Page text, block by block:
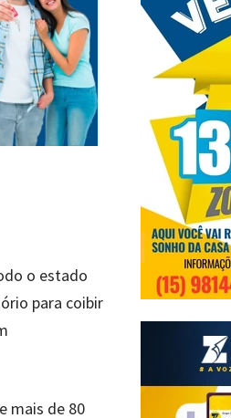
o estado
para coibir
mais de 80